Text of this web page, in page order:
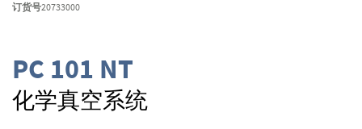
转
库
开
头
PC 101 NT
化学真空系统
订货号20733000